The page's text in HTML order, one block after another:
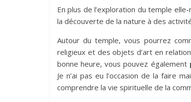
En plus de l’exploration du temple
la découverte de la nature à des
Autour du temple, vous pourrez
religieux et des objets d’art en
bonne heure, vous pouvez également
Je n’ai pas eu l’occasion de la faire
comprendre la vie spirituelle de la